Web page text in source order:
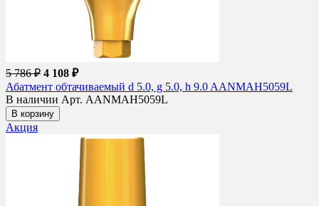
5 786 ₽ 4 108 ₽
Абатмент обтачиваемый d 5.0, g 5.0, h 9.0 AANMAH5059L
В наличии Арт. AANMAH5059L
В корзину
Акция